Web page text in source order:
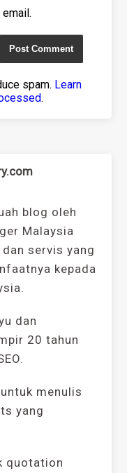
spam. Learn
.
blog oleh
Malaysia
servis yang
kepada
dan
20 tahun
menulis
yang
quotation